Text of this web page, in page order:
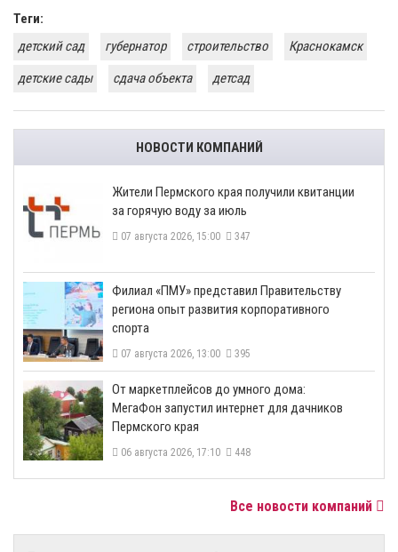
Теги:
детский сад
губернатор строительство
Краснокамск
детские сады
сдача объекта детсад
НОВОСТИ КОМПАНИЙ
​Жители Пермского края получили квитанции
за горячую воду за июль
07 августа 2026, 15:00 347
​Филиал «ПМУ» представил Правительству
региона опыт развития корпоративного
спорта
07 августа 2026, 13:00 395
От маркетплейсов до умного дома:
МегаФон запустил интернет для дачников
Пермского края
06 августа 2026, 17:10 448
Все новости компаний